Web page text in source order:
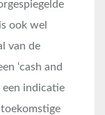
ook wel
van de
‘cash and
een indicatie